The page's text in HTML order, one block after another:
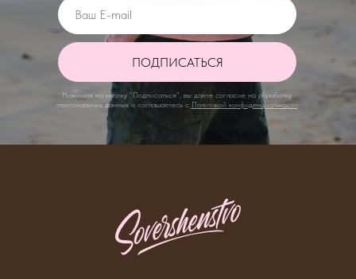
ПОДПИСАТЬСЯ
Нажимая на кнопку "Подписаться", вы даёте согласие на обработку
персональных данных и соглашаетесь с Политикой конфиденциальности